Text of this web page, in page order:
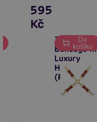
TABOOM
Bondage In
Luxury
Hogtie
(Red)
595
Kč
Do
košíku